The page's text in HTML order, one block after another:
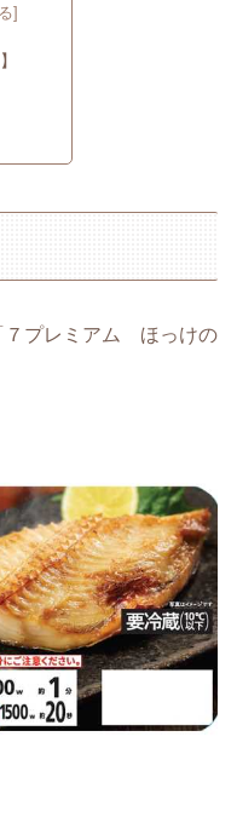
７プレミアム ほっけの